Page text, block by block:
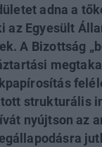
adna a
Egyesült
A Bizottság
strukturális
nyújtson az